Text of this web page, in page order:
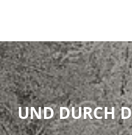
UND DURCH